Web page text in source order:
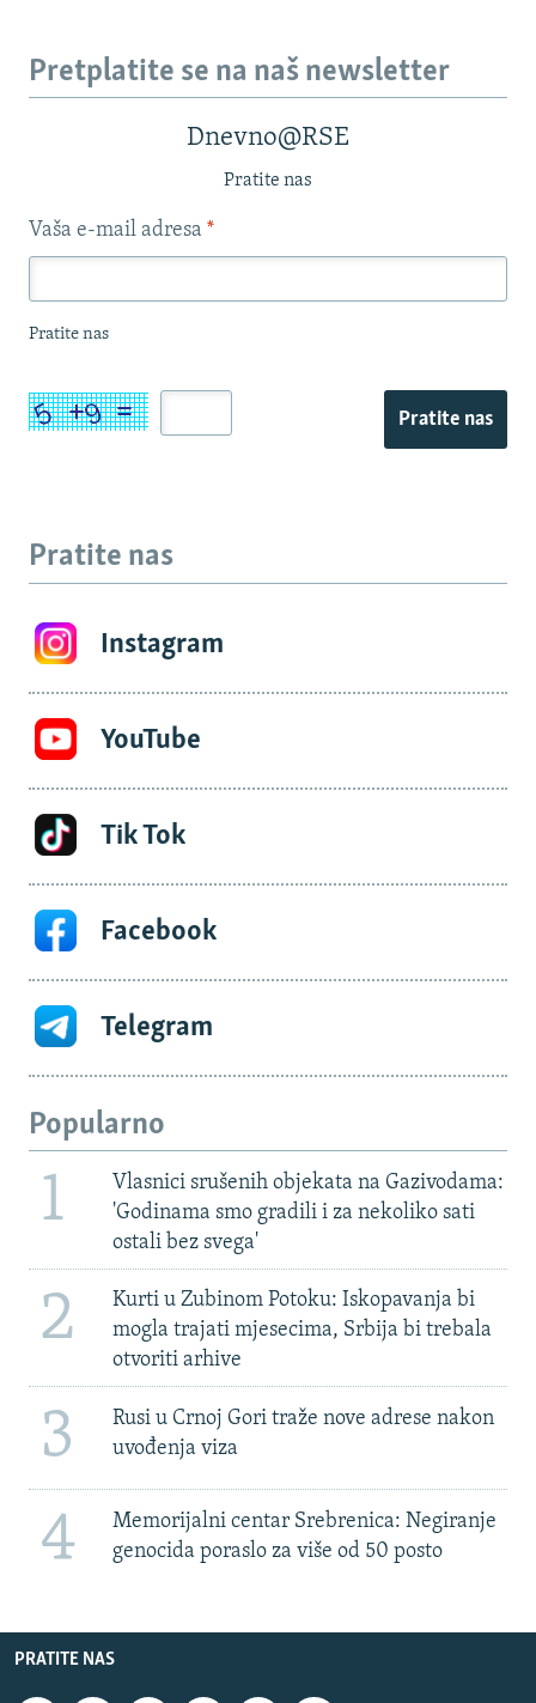
Pretplatite se na naš newsletter
Dnevno@RSE
Pratite nas
Vaša e-mail adresa *
Pratite nas
Pratite nas
Pratite nas
Instagram
YouTube
Tik Tok
Facebook
Telegram
Popularno
1
Vlasnici srušenih objekata na Gazivodama:
'Godinama smo gradili i za nekoliko sati
ostali bez svega'
2
Kurti u Zubinom Potoku: Iskopavanja bi
mogla trajati mjesecima, Srbija bi trebala
otvoriti arhive
3
Rusi u Crnoj Gori traže nove adrese nakon
uvođenja viza
4
Memorijalni centar Srebrenica: Negiranje
genocida poraslo za više od 50 posto
PRATITE NAS